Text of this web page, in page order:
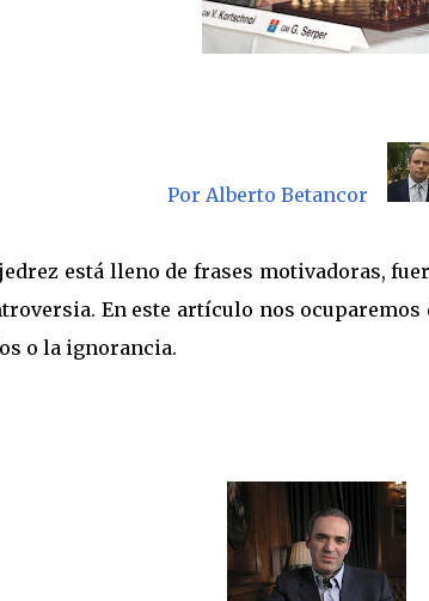
Por Alberto Betancor
está lleno de frases motivadoras,
En este artículo nos
o la ignorancia.